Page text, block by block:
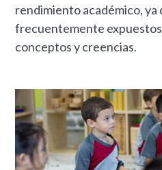
rendimiento académico, ya
frecuentemente expuestos
conceptos y creencias.